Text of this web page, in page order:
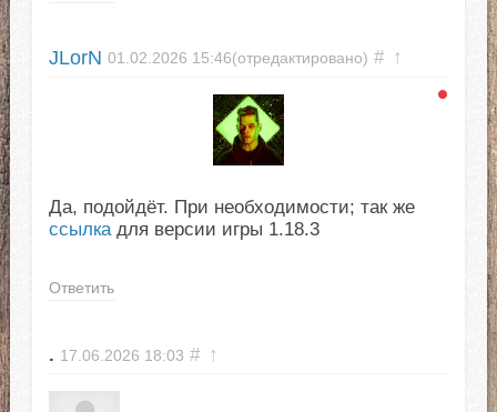
JLorN 01.02.2026 15:46(отредактировано) # ↑
Да, подойдёт. При необходимости; так же
ссылкадля версии игры 1.18.3
Ответить
. 17.06.2026 18:03 # ↑